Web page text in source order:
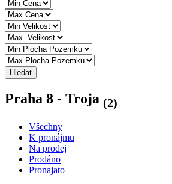
Hledat
Praha 8 - Troja (2)
Všechny
K pronájmu
Na prodej
Prodáno
Pronajato